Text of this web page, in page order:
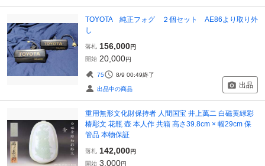
TOYOTA 純正フォグ ２個セット AE86より取り外
し
落札 156,000円
開始 20,000円
75 8/9 00:49終了
出品中の商品 出品
重用無形文化財保持者 人間国宝 井上萬二 白磁黄緑彩
椿彫文 花瓶 壺 本人作 共箱 高さ39.8cm × 幅29cm 保
管品 本物保証
落札 142,000円
開始 3,000円